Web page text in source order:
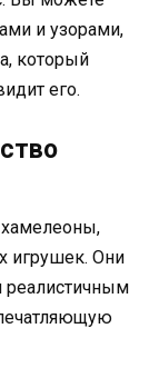
и узорами,
который
его.
игрушек. Они
реалистичным